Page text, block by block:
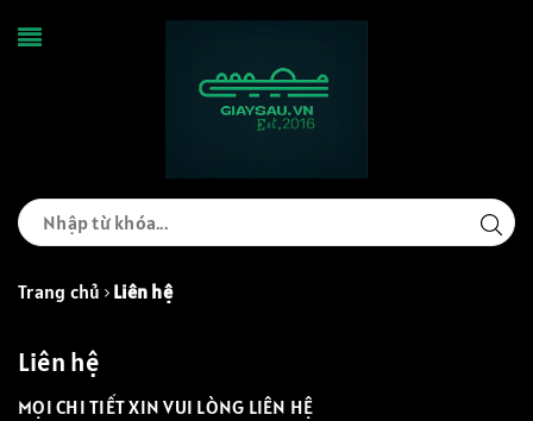
Trang chủ Liên hệ
Liên hệ
MỌI CHI TIẾT XIN VUI LÒNG LIÊN HỆ